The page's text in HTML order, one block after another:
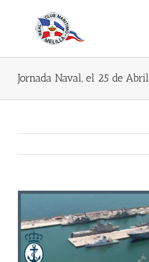
Jornada Naval, el 25 de Abril
Ver
más
grande